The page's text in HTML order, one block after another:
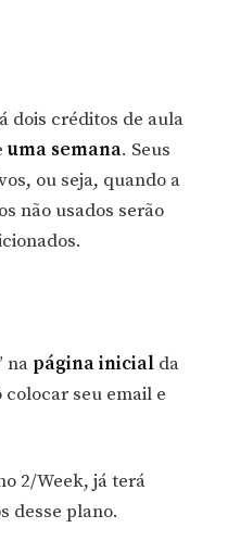
dois créditos de aula
uma semana. Seus
ou seja, quando a
não usados serão
na página inicial da
seu email e
2/Week, já terá
desse plano.